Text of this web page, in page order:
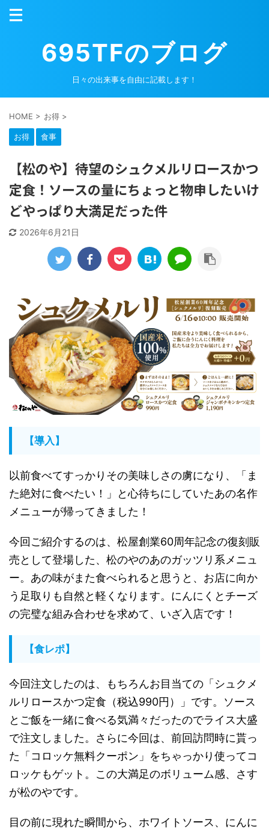
695TFのブログ
日々の出来事を自由に記載します！
HOME > お得 >
お得 食事
【松のや】待望のシュクメルリロースかつ
定食！ソースの量にちょっと物申したいけ
どやっぱり大満足だった件
2026年6月21日
【導入】
以前食べてすっかりその美味しさの虜になり、「ま
た絶対に食べたい！」と心待ちにしていたあの名作
メニューが帰ってきました！
今回ご紹介するのは、松屋創業60周年記念の復刻販
売として登場した、松のやのあのガッツリ系メニュ
ー。あの味がまた食べられると思うと、お店に向か
う足取りも自然と軽くなります。にんにくとチーズ
の完璧な組み合わせを求めて、いざ入店です！
【食レポ】
今回注文したのは、もちろんお目当ての「シュクメ
ルリロースかつ定食（税込990円）」です。ソース
とご飯を一緒に食べる気満々だったのでライス大盛
で注文しました。さらに今回は、前回訪問時に貰っ
た「コロッケ無料クーポン」をちゃっかり使ってコ
ロッケもゲット。この大満足のボリューム感、さす
が松のやです。
目の前に現れた瞬間から、ホワイトソース、にんに